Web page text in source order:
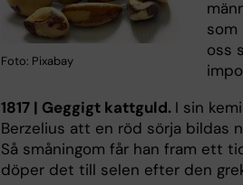
Foto: Pixabay
som
oss
1817 | Geggigt kattguld. I sin
Berzelius att en röd sörja bildas
Så småningom får han fram ett
döper det till selen efter den